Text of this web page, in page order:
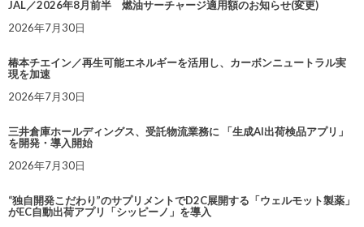
JAL／2026年8月前半 燃油サーチャージ適用額のお知らせ(変更)
2026年7月30日
椿本チエイン／再生可能エネルギーを活用し、カーボンニュートラル実
現を加速
2026年7月30日
三井倉庫ホールディングス、受託物流業務に 「生成AI出荷検品アプリ」
を開発・導入開始
2026年7月30日
“独自開発こだわり”のサプリメントでD2C展開する「ウェルモット製薬」
がEC自動出荷アプリ「シッピーノ」を導入